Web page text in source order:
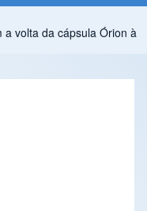
a volta da cápsula Órion à